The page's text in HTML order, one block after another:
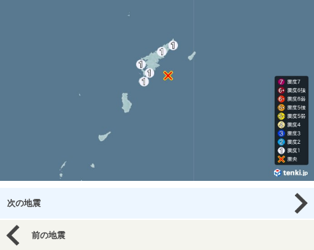
次の地震
前の地震